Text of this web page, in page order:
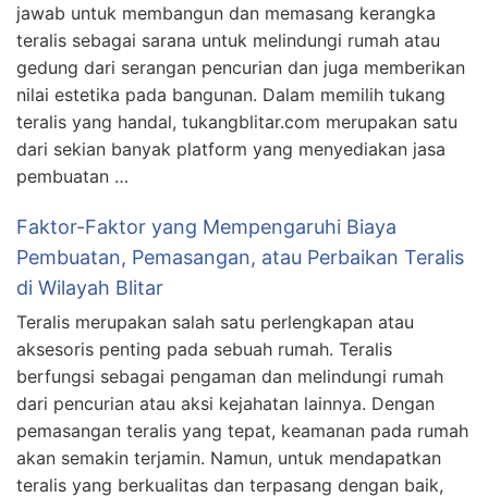
jawab untuk membangun dan memasang kerangka
teralis sebagai sarana untuk melindungi rumah atau
gedung dari serangan pencurian dan juga memberikan
nilai estetika pada bangunan. Dalam memilih tukang
teralis yang handal, tukangblitar.com merupakan satu
dari sekian banyak platform yang menyediakan jasa
pembuatan …
Faktor-Faktor yang Mempengaruhi Biaya
Pembuatan, Pemasangan, atau Perbaikan Teralis
di Wilayah Blitar
Teralis merupakan salah satu perlengkapan atau
aksesoris penting pada sebuah rumah. Teralis
berfungsi sebagai pengaman dan melindungi rumah
dari pencurian atau aksi kejahatan lainnya. Dengan
pemasangan teralis yang tepat, keamanan pada rumah
akan semakin terjamin. Namun, untuk mendapatkan
teralis yang berkualitas dan terpasang dengan baik,